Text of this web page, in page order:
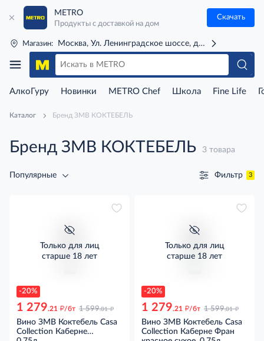
METRO
Продукты с доставкой на дом
Скачать
Магазин: Москва, Ул. Ленинградское шоссе, д. 71Г (м. Речной
АлкоГуру Новинки METRO Chef Школа Fine Life
Каталог Бренд ЗМВ КОКТЕБЕЛЬ
Бренд ЗМВ КОКТЕБЕЛЬ 3 товара
Популярные Фильтр 3
-20%
Только для лиц
старше 18 лет
1 279.21 д/бт 1 599.01 д
Вино ЗМВ Коктебель Casa
Collection Каберне
-20%
Только для лиц
старше 18 лет
1 279.21 д/бт 1 599.01 д
Вино ЗМВ Коктебель Casa
Collection Каберне Фран